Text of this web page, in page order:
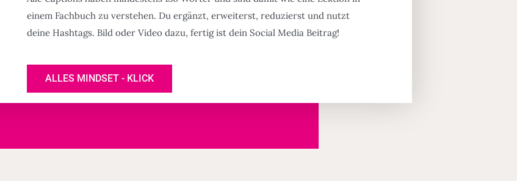
einem Fachbuch zu verstehen. Du ergänzt, erweiterst, reduzierst und nutzt
deine Hashtags. Bild oder Video dazu, fertig ist dein Social Media Beitrag!
ALLES MINDSET - KLICK